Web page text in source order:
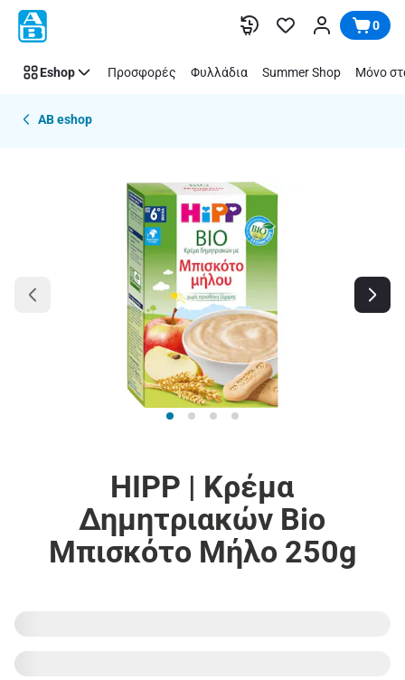
Παράλειψη 0
Eshop Προσφορές Φυλλάδια Summer Shop Μόνο
AB eshop
HIPP | Κρέμα
Δημητριακών Bio
Μπισκότο Μήλο 250g